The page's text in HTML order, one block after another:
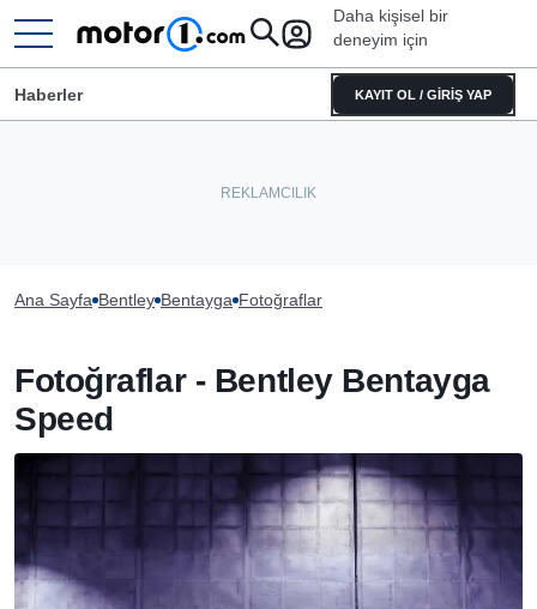
Daha kişisel bir
deneyim için
KAYIT OL / GİRİŞ YAP
Haberler
Ana Sayfa Bentley Bentayga Fotoğraflar
Fotoğraflar - Bentley Bentayga
Speed